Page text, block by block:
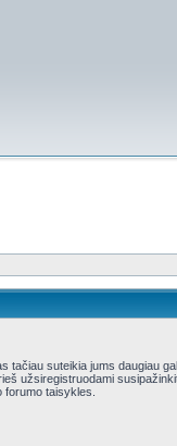
tačiau suteikia jums daugiau
užsiregistruodami
taisykles.